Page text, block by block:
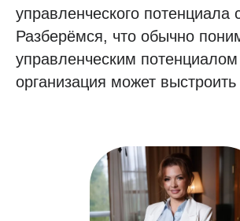
управленческого потенциала
Разберёмся, что обычно
управленческим потенциалом
организация может выстроить